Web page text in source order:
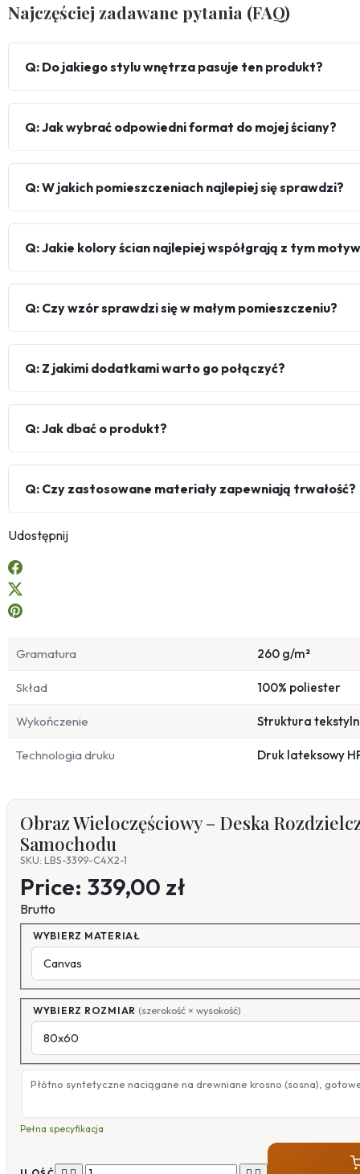
Najczęściej zadawane pytania (FAQ)
Q: Do jakiego stylu wnętrza pasuje ten produkt?
Q: Jak wybrać odpowiedni format do mojej ściany?
Q: W jakich pomieszczeniach najlepiej się sprawdzi?
Q: Jakie kolory ścian najlepiej współgrają z tym
Q: Czy wzór sprawdzi się w małym pomieszczeniu?
Q: Z jakimi dodatkami warto go połączyć?
Q: Jak dbać o produkt?
Q: Czy zastosowane materiały zapewniają trwałość?
Udostępnij
Gramatura 260 g/m²
Skład 100% poliester
Wykończenie Struktura
Technologia druku Druk lateksowy
Obraz Wieloczęściowy – Deska
Samochodu
SKU: LBS-3399-C4X2-1
Price: 339,00 zł
Brutto
WYBIERZ MATERIAŁ
WYBIERZ ROZMIAR (szerokość × wysokość)
Płótno syntetyczne naciągane na drewniane krosno (sosna),
Pełna specyfikacja